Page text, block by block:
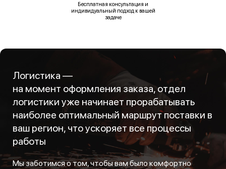
Бесплатная консультация и
индивидуальный подход к вашей
задаче
Логистика —
на момент оформления заказа, отдел
логистики уже начинает прорабатывать
наиболее оптимальный маршрут поставки в
ваш регион, что ускоряет все процессы
работы
Мы заботимся о том, чтобы вам было комфортно